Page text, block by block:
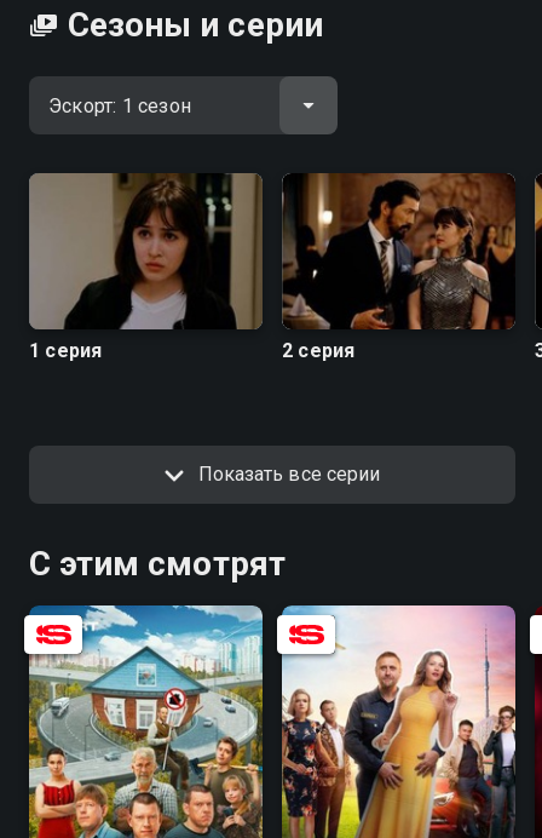
Сезоны и серии
1 серия 2 серия
Показать все серии
С этим смотрят